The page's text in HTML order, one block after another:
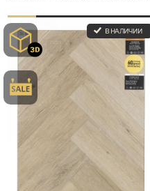
В НАЛИЧИИ